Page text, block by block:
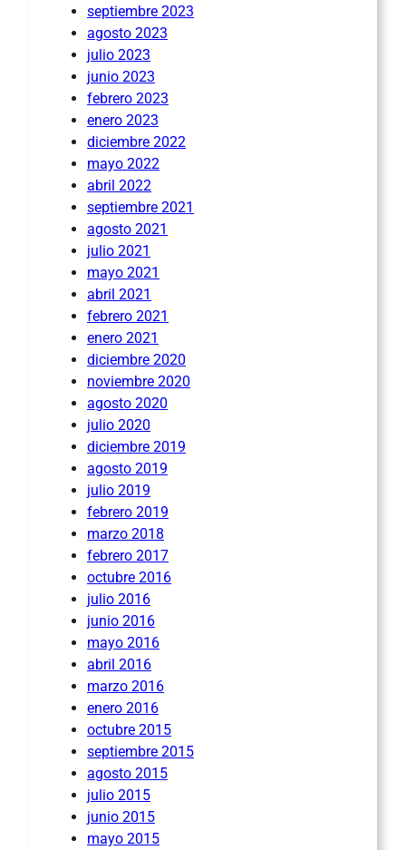
septiembre 2023
agosto 2023
julio 2023
junio 2023
febrero 2023
enero 2023
diciembre 2022
mayo 2022
abril 2022
septiembre 2021
agosto 2021
julio 2021
mayo 2021
abril 2021
febrero 2021
enero 2021
diciembre 2020
noviembre 2020
agosto 2020
julio 2020
diciembre 2019
agosto 2019
julio 2019
febrero 2019
marzo 2018
febrero 2017
octubre 2016
julio 2016
junio 2016
mayo 2016
abril 2016
marzo 2016
enero 2016
octubre 2015
septiembre 2015
agosto 2015
julio 2015
junio 2015
mayo 2015